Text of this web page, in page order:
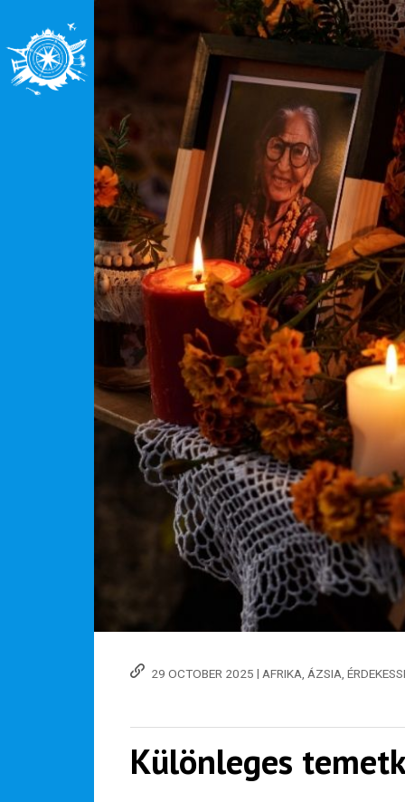
29 OCTOBER 2025 | AFRIKA ÁZSIA
Különleges